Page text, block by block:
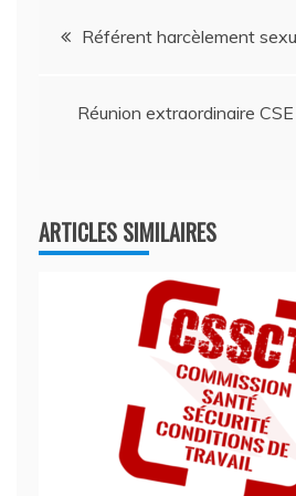
Navigation
Référent harcèlement
Réunion extraordinaire
ARTICLES SIMILAIRES